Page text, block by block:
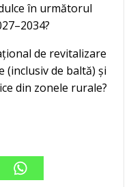
în următorul
de revitalizare
de baltă) și
din zonele rurale?